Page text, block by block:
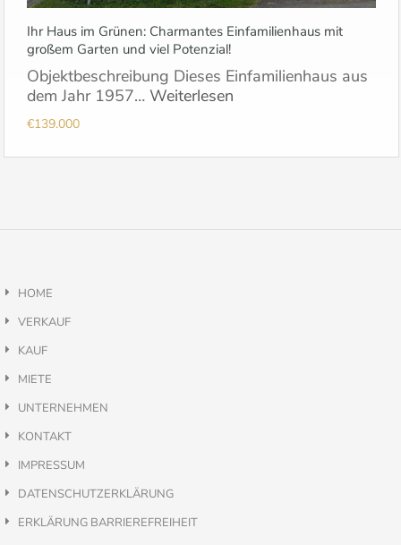
Ihr Haus im Grünen: Charmantes Einfamilienhaus mit
großem Garten und viel Potenzial!
Objektbeschreibung Dieses Einfamilienhaus aus
dem Jahr 1957… Weiterlesen
€139.000
HOME
VERKAUF
KAUF
MIETE
UNTERNEHMEN
KONTAKT
IMPRESSUM
DATENSCHUTZERKLÄRUNG
ERKLÄRUNG BARRIEREFREIHEIT